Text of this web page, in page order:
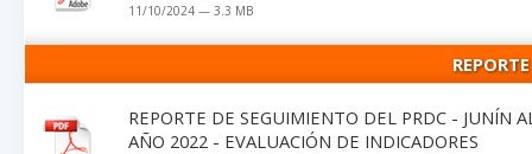
11/10/2024 — 3.3 MB
REPORTE DE SEGUIMIENTO DEL PRDC - JUNÍN
AÑO 2022 - EVALUACIÓN DE INDICADORES